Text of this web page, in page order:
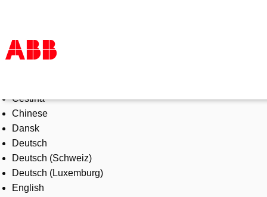
Products & Solutions
Industries
Services
About us
Where to buy
Contact us
Careers
Čeština
Chinese
Dansk
Deutsch
Deutsch (Schweiz)
Deutsch (Luxemburg)
English